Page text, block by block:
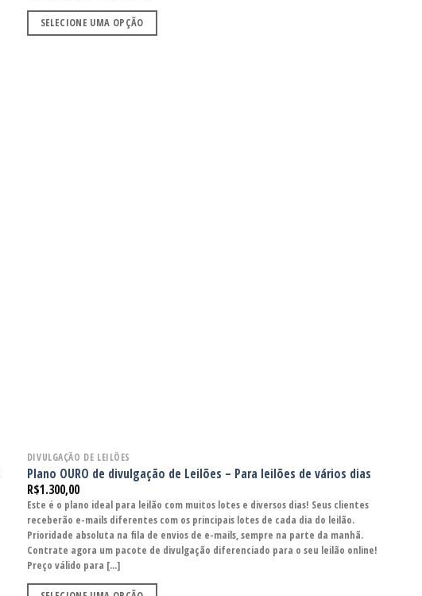
SELECIONE UMA OPÇÃO
DIVULGAÇÃO DE LEILÕES
Plano OURO de divulgação de Leilões – Para leilões de vários dias
R$1.300,00
Este é o plano ideal para leilão com muitos lotes e diversos dias! Seus clientes
receberão e-mails diferentes com os principais lotes de cada dia do leilão.
Prioridade absoluta na fila de envios de e-mails, sempre na parte da manhã.
Contrate agora um pacote de divulgação diferenciado para o seu leilão online!
Preço válido para [...]